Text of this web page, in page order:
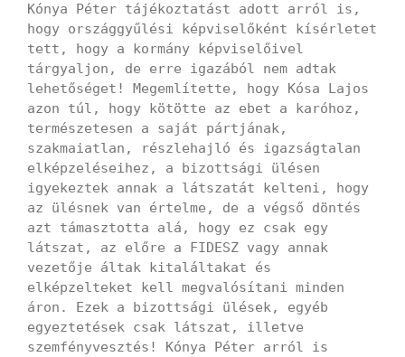
Kónya Péter tájékoztatást adott arról is,
hogy országgyűlési képviselőként kísérletet
tett, hogy a kormány képviselőivel
tárgyaljon, de erre igazából nem adtak
lehetőséget! Megemlítette, hogy Kósa Lajos
azon túl, hogy kötötte az ebet a karóhoz,
természetesen a saját pártjának,
szakmaiatlan, részlehajló és igazságtalan
elképzeléseihez, a bizottsági ülésen
igyekeztek annak a látszatát kelteni, hogy
az ülésnek van értelme, de a végső döntés
azt támasztotta alá, hogy ez csak egy
látszat, az előre a FIDESZ vagy annak
vezetője áltak kitaláltakat és
elképzelteket kell megvalósítani minden
áron. Ezek a bizottsági ülések, egyéb
egyeztetések csak látszat, illetve
szemfényvesztés! Kónya Péter arról is